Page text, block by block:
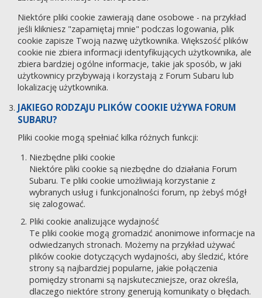
Niektóre pliki cookie zawierają dane osobowe - na przykład
jeśli klikniesz "zapamiętaj mnie" podczas logowania, plik
cookie zapisze Twoją nazwę użytkownika. Większość plików
cookie nie zbiera informacji identyfikujących użytkownika, ale
zbiera bardziej ogólne informacje, takie jak sposób, w jaki
użytkownicy przybywają i korzystają z Forum Subaru lub
lokalizację użytkownika.
JAKIEGO RODZAJU PLIKÓW COOKIE UŻYWA FORUM
SUBARU?
Pliki cookie mogą spełniać kilka różnych funkcji:
Niezbędne pliki cookie
Niektóre pliki cookie są niezbędne do działania Forum
Subaru. Te pliki cookie umożliwiają korzystanie z
wybranych usług i funkcjonalności forum, np żebyś mógł
się zalogować.
Pliki cookie analizujące wydajność
Te pliki cookie mogą gromadzić anonimowe informacje na
odwiedzanych stronach. Możemy na przykład używać
plików cookie dotyczących wydajności, aby śledzić, które
strony są najbardziej popularne, jakie połączenia
pomiędzy stronami są najskuteczniejsze, oraz określa,
dlaczego niektóre strony generują komunikaty o błędach.